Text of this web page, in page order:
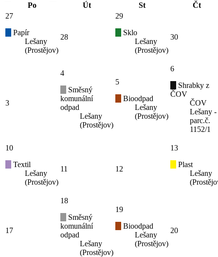
Po
Út St
Čt
27
Papír
Lešany
(Prostějov)
28
29
Sklo
Lešany
(Prostějov)
30
3
4
Směsný
komunální
odpad
Lešany
(Prostějov)
5
Bioodpad
Lešany
(Prostějov)
6
Shrabky z
ČOV
ČOV
Lešany -
parc.č.
1152/1
10
Textil
Lešany
(Prostějov)
11 12
13
Plast
Lešany
17
18
Směsný
komunální
odpad
Lešany
(Prostějov)
19
Bioodpad
Lešany
(Prostějov)
20